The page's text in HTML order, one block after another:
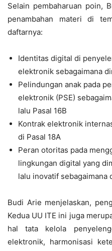
Selain pembaharuan poin,
penambahan materi di
daftarnya:
Identitas digital di
elektronik sebagaimana
Pelindungan anak pada
elektronik (PSE)
lalu Pasal 16B
Kontrak elektronik
di Pasal 18A
Peran otoritas pada
lingkungan digital yang
lalu inovatif sebagaimana
Budi Arie menjelaskan,
Kedua UU ITE ini juga
hal tata kelola
elektronik, harmonisasi